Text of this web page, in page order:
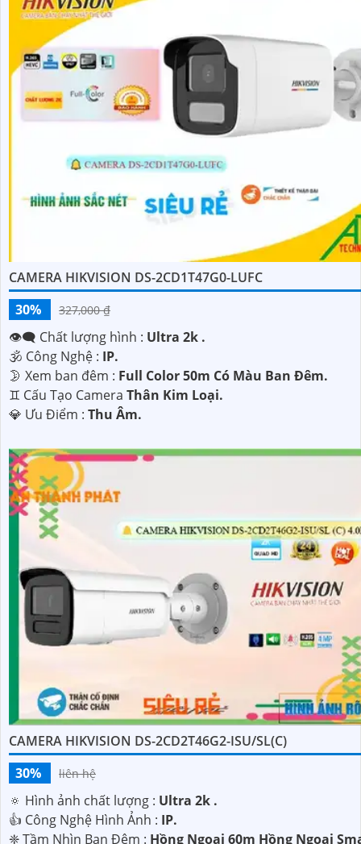
CAMERA HIKVISION DS-2CD1T47G0-LUFC
30%
327,000 ₫
👁️‍🗨 Chất lượng hình : Ultra 2k .
🕉️ Công Nghệ : IP.
🌛 Xem ban đêm : Full Color 50m Có Màu Ban Đêm.
♊ Cấu Tạo Camera Thân Kim Loại.
️💎 Ưu Điểm : Thu Âm.
CAMERA HIKVISION DS-2CD2T46G2-ISU/SL(C)
30%
liên hệ
🔅 Hình ảnh chất lượng : Ultra 2k .
👍 Công Nghệ Hình Ảnh : IP.
❈ Tầm Nhìn Ban Đêm : Hồng Ngoại 60m Hồng Ngoại